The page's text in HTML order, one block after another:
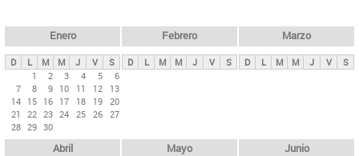
ds
p
n
Enero
D L M M J V
S
1
2 3 4 5
6
7
8 9 10 11 12
13
14 15 16 17 18 19 20
21
22 23 24 25 26 27
28 29 30
Febrero
D L M M J V S
Marzo
D L M M J V S
Abril Mayo Junio